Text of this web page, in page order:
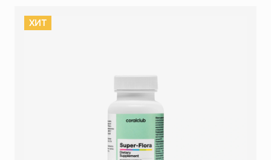
ХИТ